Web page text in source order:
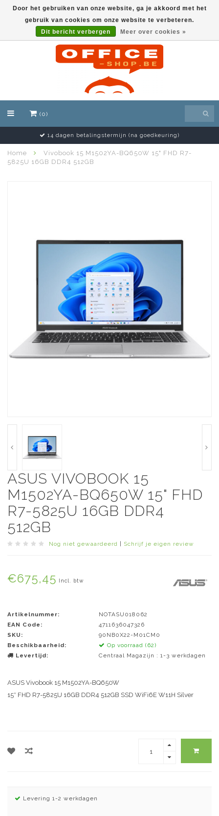
(0)
14 dagen betalingstermijn (na goedkeuring)
Home
Vivobook 15 M1502YA-BQ650W 15" FHD R7-
5825U 16GB DDR4 512GB
ASUS VIVOBOOK 15
M1502YA-BQ650W 15" FHD
R7-5825U 16GB DDR4
512GB
Nog niet gewaardeerd Schrijf je eigen review
€675,45 Incl. btw
Artikelnummer:
NOTASU018062
EAN Code:
4711636047326
SKU:
90NB0X22-M01CM0
Beschikbaarheid:
Op voorraad (62)
Levertijd:
Centraal Magazijn : 1-3 werkdagen
ASUS Vivobook 15 M1502YA-BQ650W
15″ FHD R7-5825U 16GB DDR4 512GB SSD WiFi6E W11H Silver
Levering 1-2 werkdagen
Door het gebruiken van onze website, ga je akkoord met het
gebruik van cookies om onze website te verbeteren.
Dit bericht verbergen
Meer over cookies »